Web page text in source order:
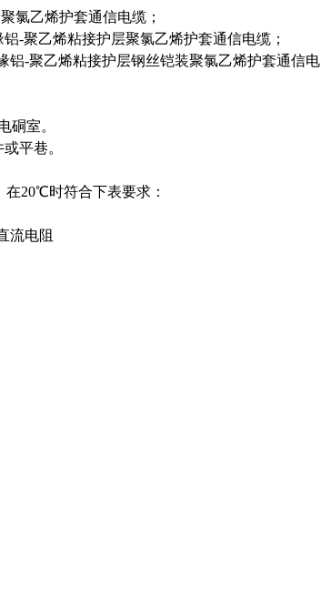
氯乙烯护套通信电缆；
-聚乙烯粘接护层聚氯乙烯护套通信电缆；
-聚乙烯粘接护层钢丝铠装聚氯乙烯护套通信电
硐室。
平巷。
在20℃时符合下表要求：
流电阻